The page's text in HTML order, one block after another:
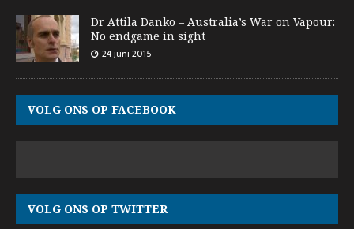
Dr Attila Danko – Australia’s War on Vapour:
No endgame in sight
24 juni 2015
VOLG ONS OP FACEBOOK
VOLG ONS OP TWITTER